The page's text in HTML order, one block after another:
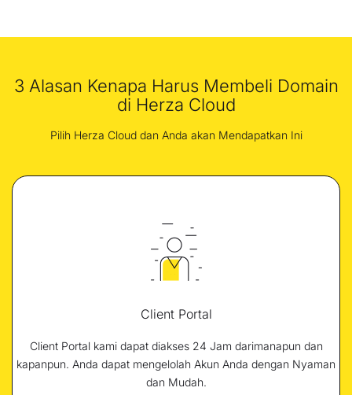
3 Alasan Kenapa Harus Membeli Domain
di Herza Cloud
Pilih Herza Cloud dan Anda akan Mendapatkan Ini
Client Portal
Client Portal kami dapat diakses 24 Jam darimanapun dan
kapanpun. Anda dapat mengelolah Akun Anda dengan Nyaman
dan Mudah.